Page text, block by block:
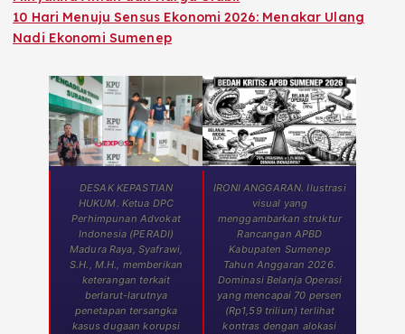
10 Hari Menuju Sensus Ekonomi 2026: Menakar Ulang
Nadi Ekonomi Sumenep
DESAK KEPASTIAN
HUKUM. Ketua DPC
Perhimpunan Advokat
Indonesia (PERADI)
Madura Raya, Syafrawi,
S.H., M.H., memberikan
keterangan terkait
berlarut-larutnya
penetapan tersangka
kasus dugaan korupsi
IRONI ANGGARAN. Ilustrasi
visual yang
menggambarkan struktur
Rancangan APBD
Kabupaten Sumenep
Tahun Anggaran 2026.
Dominasi Belanja Operasi
yang mencapai 70 persen
(Rp1,59 triliun) terlihat
kontras dengan alokasi